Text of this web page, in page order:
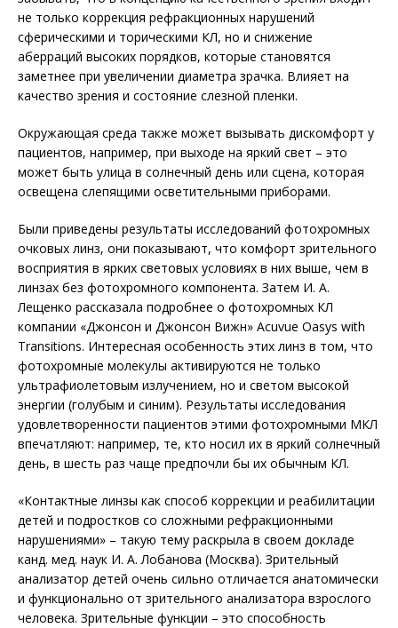
не только коррекция рефракционных нарушений
сферическими и торическими КЛ, но и снижение
аберраций высоких порядков, которые становятся
заметнее при увеличении диаметра зрачка. Влияет на
качество зрения и состояние слезной пленки.
Окружающая среда также может вызывать дискомфорт у
пациентов, например, при выходе на яркий свет – это
может быть улица в солнечный день или сцена, которая
освещена слепящими осветительными приборами.
Были приведены результаты исследований фотохромных
очковых линз, они показывают, что комфорт зрительного
восприятия в ярких световых условиях в них выше, чем в
линзах без фотохромного компонента. Затем И. А.
Лещенко рассказала подробнее о фотохромных КЛ
компании «Джонсон и Джонсон Вижн» Acuvue Oasys with
Transitions. Интересная особенность этих линз в том, что
фотохромные молекулы активируются не только
ультрафиолетовым излучением, но и светом высокой
энергии (голубым и синим). Результаты исследования
удовлетворенности пациентов этими фотохромными МКЛ
впечатляют: например, те, кто носил их в яркий солнечный
день, в шесть раз чаще предпочли бы их обычным КЛ.
«Контактные линзы как способ коррекции и реабилитации
детей и подростков со сложными рефракционными
нарушениями» – такую тему раскрыла в своем докладе
канд. мед. наук И. А. Лобанова (Москва). Зрительный
анализатор детей очень сильно отличается анатомически
и функционально от зрительного анализатора взрослого
человека. Зрительные функции – это способность